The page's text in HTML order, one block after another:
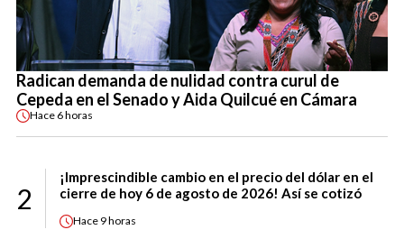
Radican demanda de nulidad contra curul de
Cepeda en el Senado y Aida Quilcué en Cámara
Hace 6 horas
2
¡Imprescindible cambio en el precio del dólar en el
cierre de hoy 6 de agosto de 2026! Así se cotizó
Hace 9 horas